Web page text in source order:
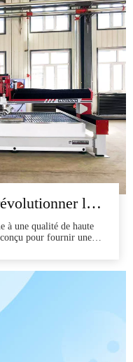
Chefs à eau en Croatie: révolutionner le traitement de la pierre du marbre Brač au calcaire Istrienne
à une qualité de haute
pour fournir une
pierres croates.